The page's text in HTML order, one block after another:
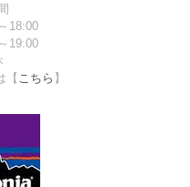
18:00
19:00
【 こちら 】